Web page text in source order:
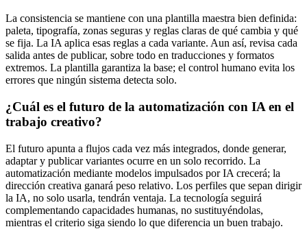
La consistencia se mantiene con una plantilla maestra bien definida:
paleta, tipografía, zonas seguras y reglas claras de qué cambia y qué
se fija. La IA aplica esas reglas a cada variante. Aun así, revisa cada
salida antes de publicar, sobre todo en traducciones y formatos
extremos. La plantilla garantiza la base; el control humano evita los
errores que ningún sistema detecta solo.
¿Cuál es el futuro de la automatización con IA en el
trabajo creativo?
El futuro apunta a flujos cada vez más integrados, donde generar,
adaptar y publicar variantes ocurre en un solo recorrido. La
automatización mediante modelos impulsados por IA crecerá; la
dirección creativa ganará peso relativo. Los perfiles que sepan dirigir
la IA, no solo usarla, tendrán ventaja. La tecnología seguirá
complementando capacidades humanas, no sustituyéndolas,
mientras el criterio siga siendo lo que diferencia un buen trabajo.